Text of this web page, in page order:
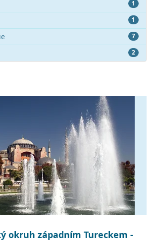
1
1
7
2
okruh západním Tureckem -